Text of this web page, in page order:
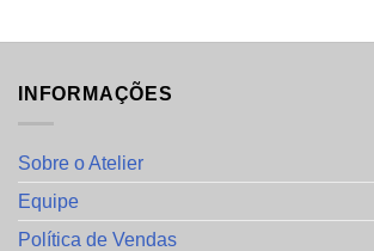
INFORMAÇÕES
Sobre o Atelier
Equipe
Política de Vendas